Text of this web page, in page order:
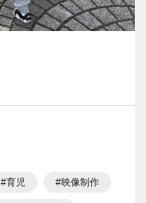
育児 映像制作